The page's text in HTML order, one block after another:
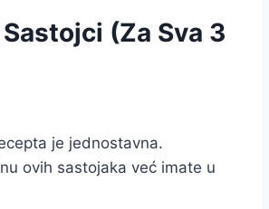
(Za Sva 3
je jednostavna.
ovih sastojaka već imate u